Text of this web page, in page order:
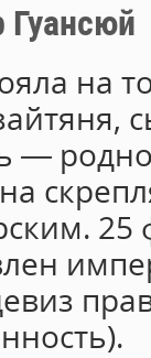
Гуансюй
на
—
25